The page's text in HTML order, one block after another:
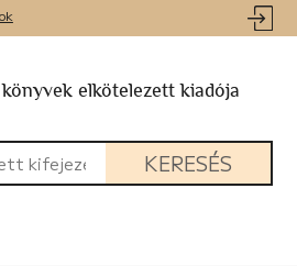
elkötelezett kiadója
KERESÉS